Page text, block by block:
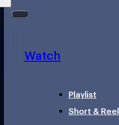
Watch
Playlist
Short &